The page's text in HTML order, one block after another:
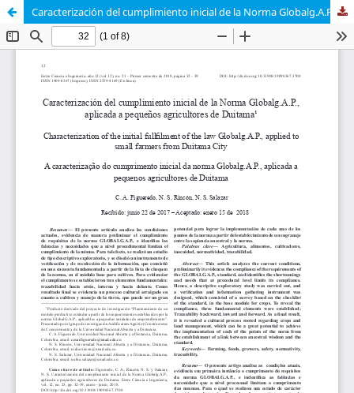
Caracterización del cumplimiento inicial de la Norma Globalg.A.P., aplicada a pequeños agricultores de Duitama